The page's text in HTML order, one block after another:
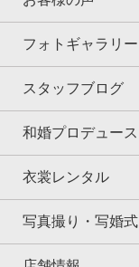
フォトギャラリー
スタッフブログ
和婚プロデュース
衣裳レンタル
写真撮り・写婚式